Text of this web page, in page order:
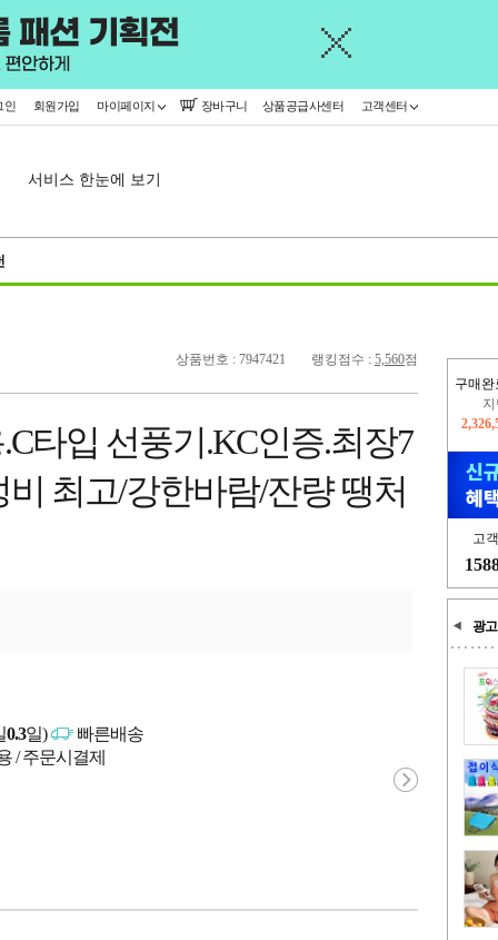
인 회원가입 마이페이지 장바구니 상품공급사센터 고객센터
서비스 한눈에 보기
구매완
고
광고
상품번호 : 7947421 랭킹점수 : 5,560점
타입 선풍기.KC인증.최장7
최고/강한바람/잔량 땡처
0.3일)
빠른배송
/ 주문시결제